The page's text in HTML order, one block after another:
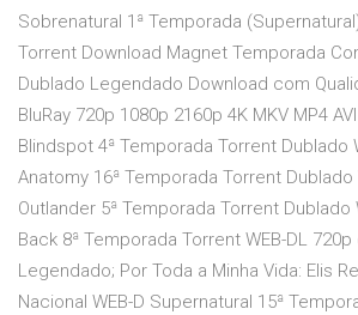
Sobrenatural 1ª Temporada
Torrent Download Magnet Temporada
Dublado Legendado Download com
BluRay 720p 1080p 2160p 4K MKV MP4
Blindspot 4ª Temporada Torrent Dublado
Anatomy 16ª Temporada Torrent Dublado
Outlander 5ª Temporada Torrent Dublado
Back 8ª Temporada Torrent WEB-DL 720p
Legendado; Por Toda a Minha Vida: Elis
Nacional WEB-D Supernatural 15ª